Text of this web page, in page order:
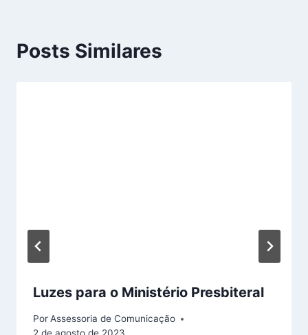
Posts Similares
Luzes para o Ministério Presbiteral
PorAssessoria de Comunicação